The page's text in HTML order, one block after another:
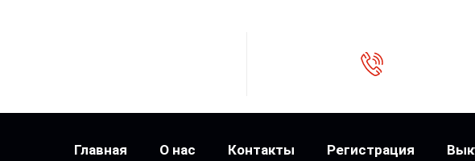
Главная О нас Контакты Регистрация